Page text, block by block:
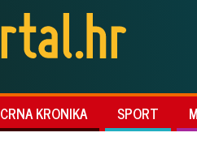
CRNA KRONIKA SPORT